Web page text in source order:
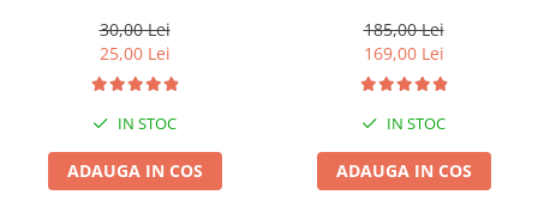
30,00 Lei
25,00 Lei
IN STOC
ADAUGA IN COS
185,00 Lei
169,00 Lei
IN STOC
ADAUGA IN COS